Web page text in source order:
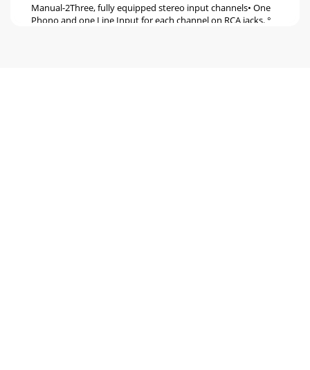
Manual-2Three, fully equipped stereo input channels• One
Phono and one Line Input for each channel on RCA jacks. °